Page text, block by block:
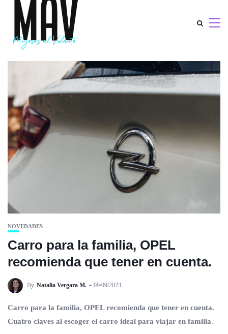
NOVEDADES
Carro para la familia, OPEL
recomienda que tener en cuenta.
By Natalia Vergara M. 09/09/2023
Carro para la familia, OPEL recomienda que tener en cuenta.
Cuatro claves al escoger el carro ideal para viajar en familia.